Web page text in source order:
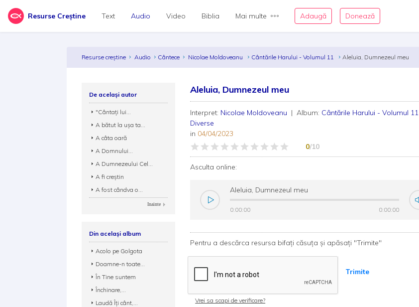
Resurse Creștine Text Audio Video Biblia Mai multe Adaugă Donează
Resurse creștine Audio Cântece Nicolae Moldoveanu Cântările Harului - Volumul 11 Aleluia, Dumnezeul meu
Aleluia, Dumnezeul meu
Interpret: Nicolae Moldoveanu | Album: Cântările Harului - Volumul 11
Diverse
in 04/04/2023
0/10
Asculta online:
Aleluia, Dumnezeul meu
0:00:00 0:00:00
0:00:00 0:00:00
Pentru a descărca resursa bifați căsuța și apăsați "Trimite"
Trimite
Vrei sa scapi de verificare?
De același autor
"Cântați lui...
A bătut la uşa ta...
A câta oară
A Domnului...
A Dumnezeului Cel...
A fi creștin
A fost cândva o...
Inainte
Din același album
Acolo pe Golgota
Doamne-n toate...
În Tine suntem
Închinare,...
Laudă Îți cânt,...